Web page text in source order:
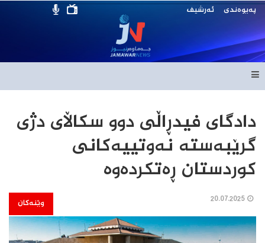
پەیوەندی ئەرشیف
دادگای فیدڕاڵی دوو سکاڵای دژی
گرێبەستە نەوتییەکانی
کوردستان ڕەتکردەوە
وێنەکان